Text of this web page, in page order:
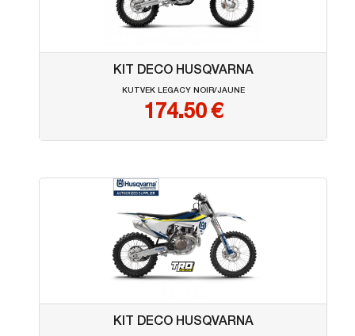
KIT DECO HUSQVARNA
KUTVEK LEGACY NOIR/JAUNE
174.50€
KIT DECO HUSQVARNA